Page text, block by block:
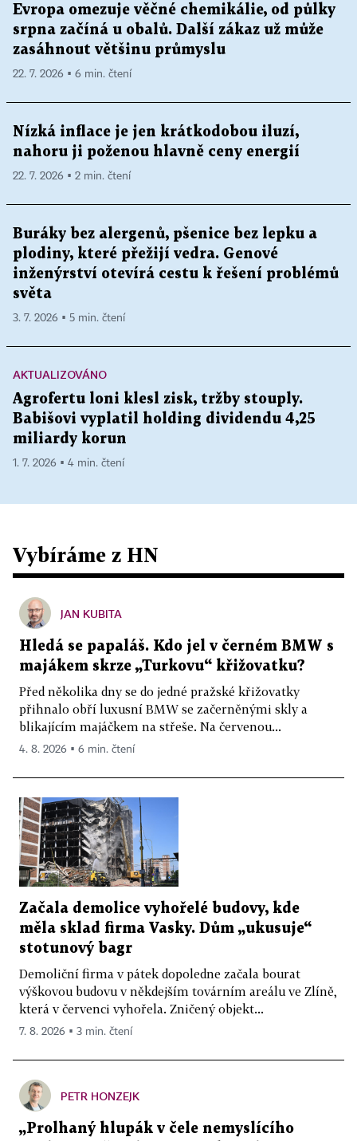
Evropa omezuje věčné chemikálie, od půlky
srpna začíná u obalů. Další zákaz už může
zasáhnout většinu průmyslu
22. 7. 2026 ▪ 6 min. čtení
Nízká inflace je jen krátkodobou iluzí,
nahoru ji poženou hlavně ceny energií
22. 7. 2026 ▪ 2 min. čtení
Buráky bez alergenů, pšenice bez lepku a
plodiny, které přežijí vedra. Genové
inženýrství otevírá cestu k řešení problémů
světa
3. 7. 2026 ▪ 5 min. čtení
AKTUALIZOVÁNO
Agrofertu loni klesl zisk, tržby stouply.
Babišovi vyplatil holding dividendu 4,25
miliardy korun
1. 7. 2026 ▪ 4 min. čtení
Vybíráme z HN
JAN KUBITA
Hledá se papaláš. Kdo jel v černém BMW s
majákem skrze „Turkovu“ křižovatku?
Před několika dny se do jedné pražské křižovatky
přihnalo obří luxusní BMW se začerněnými skly a
blikajícím majáčkem na střeše. Na červenou...
4. 8. 2026 ▪ 6 min. čtení
Začala demolice vyhořelé budovy, kde
měla sklad firma Vasky. Dům „ukusuje“
stotunový bagr
Demoliční firma v pátek dopoledne začala bourat
výškovou budovu v někdejším továrním areálu ve Zlíně,
která v červenci vyhořela. Zničený objekt...
7. 8. 2026 ▪ 3 min. čtení
PETR HONZEJK
„Prolhaný hlupák v čele nemyslícího